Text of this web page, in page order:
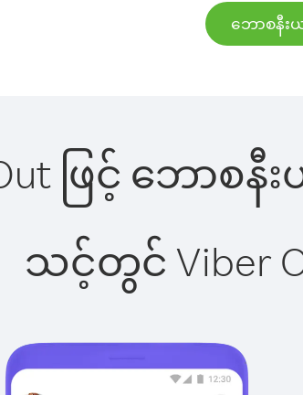
ဘောစနီး
ဖြင့် ဘောစနီ
သင့်တွင် Viber